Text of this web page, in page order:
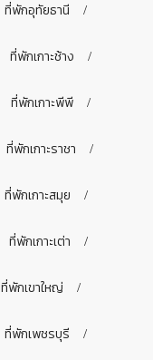
ที่พักอุทัยธานี
ที่พักเกาะช้าง
ที่พักเกาะพีพี
ที่พักเกาะราชา
ที่พักเกาะสมุย
ที่พักเกาะเต่า
ที่พักเขาใหญ่
ที่พักเพชรบุรี